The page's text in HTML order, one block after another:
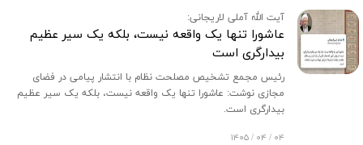
آیت الله آملی لاریجانی:
‏عاشورا تنها یک واقعه نیست، بلکه یک سیر عظیم
بیدارگری است
رئیس مجمع تشخیص مصلحت نظام با انتشار پیامی در فضای
مجازی نوشت: ‏‏عاشورا تنها یک واقعه نیست، بلکه یک سیر عظیم
بیدارگری است.
۰۴ / ۰۴ / ۱۴۰۵